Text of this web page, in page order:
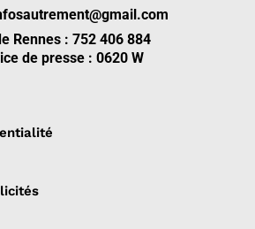
Rennes : 752 406 884
de presse : 0620 W